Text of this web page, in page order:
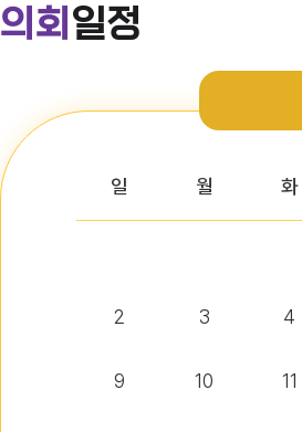
의회 일정
일 월 화
2 3 4
9 10 11